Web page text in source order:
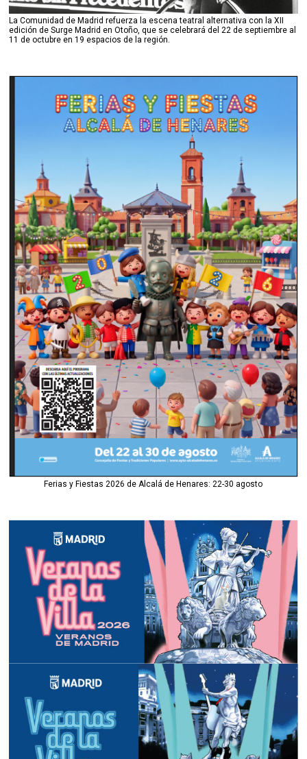
La Comunidad de Madrid refuerza la escena teatral alternativa con la XII
edición de Surge Madrid en Otoño, que se celebrará del 22 de septiembre al
11 de octubre en 19 espacios de la región.
Ferias y Fiestas 2026 de Alcalá de Henares: 22-30 agosto